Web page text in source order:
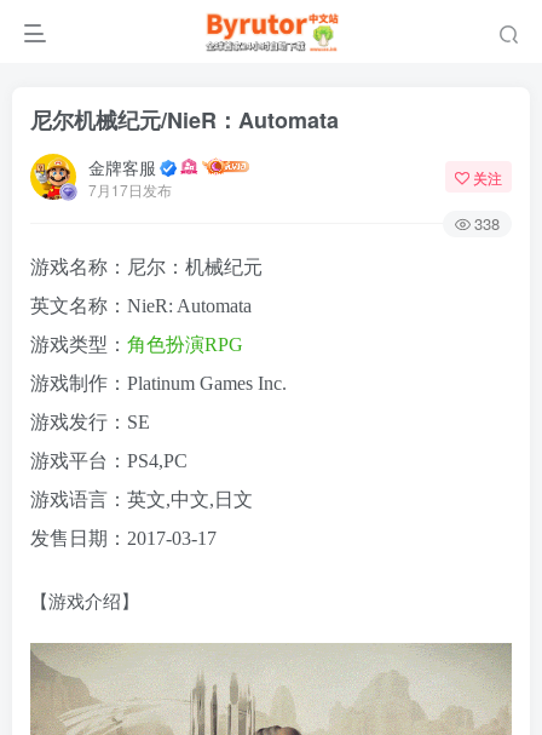
尼尔机械纪元/NieR：Automata
金牌客服
7月17日发布
关注
338
游戏名称：尼尔：机械纪元
英文名称：NieR: Automata
游戏类型： 角色扮演RPG
游戏制作：Platinum Games Inc.
游戏发行：SE
游戏平台：PS4,PC
游戏语言：英文,中文,日文
发售日期：2017-03-17
【游戏介绍】